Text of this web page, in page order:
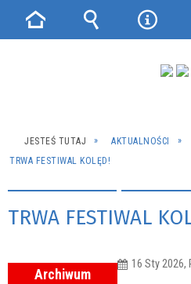
JESTEŚ TUTAJ AKTUALNOŚCI
TRWA FESTIWAL KOLĘD!
TRWA FESTIWAL
Archiwum
16 Sty 2026,
Strona Wyszukiwarka